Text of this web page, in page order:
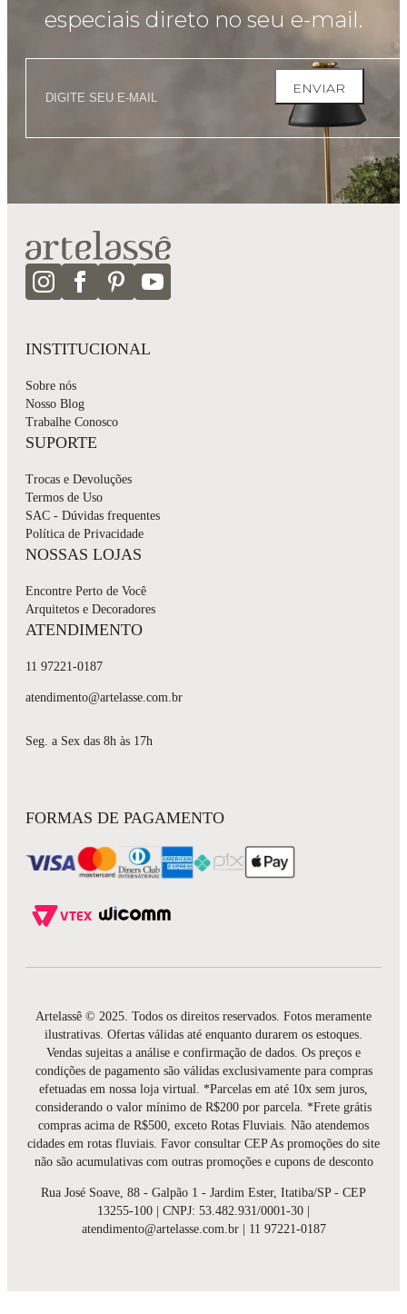
especiais direto no seu e-mail.
ENVIAR
INSTITUCIONAL
Sobre nós
Nosso Blog
Trabalhe Conosco
SUPORTE
Trocas e Devoluções
Termos de Uso
SAC - Dúvidas frequentes
Política de Privacidade
NOSSAS LOJAS
Encontre Perto de Você
Arquitetos e Decoradores
ATENDIMENTO
11 97221-0187
atendimento@artelasse.com.br
Seg. a Sex das 8h às 17h
FORMAS DE PAGAMENTO
Artelassê © 2025. Todos os direitos reservados. Fotos meramente
ilustrativas. Ofertas válidas até enquanto durarem os estoques.
Vendas sujeitas a análise e confirmação de dados. Os preços e
condições de pagamento são válidas exclusivamente para compras
efetuadas em nossa loja virtual. *Parcelas em até 10x sem juros,
considerando o valor mínimo de R$200 por parcela. *Frete grátis
compras acima de R$500, exceto Rotas Fluviais. Não atendemos
cidades em rotas fluviais. Favor consultar CEP As promoções do site
não são acumulativas com outras promoções e cupons de desconto
Rua José Soave, 88 - Galpão 1 - Jardim Ester, Itatiba/SP - CEP
13255-100 | CNPJ: 53.482.931/0001-30 |
atendimento@artelasse.com.br | 11 97221-0187